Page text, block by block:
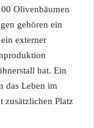
Olivenbäumen
gehören ein
externer
hat. Ein
das Leben im
zusätzlichen Platz